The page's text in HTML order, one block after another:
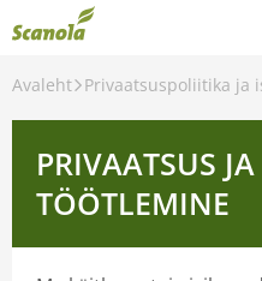
Avaleht Privaatsuspoliitika ja
PRIVAATSUS
TÖÖTLEMINE